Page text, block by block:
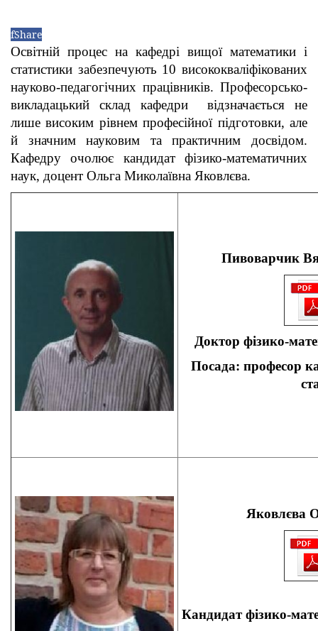
fShare
Освітній процес на кафедрі вищої математики і
статистики забезпечують 10 висококваліфікованих
науково-педагогічних працівників. Професорсько-
викладацький склад кафедри відзначається не
лише високим рівнем професійної підготовки, але
й значним науковим та практичним досвідом.
Кафедру очолює кандидат фізико-математичних
наук, доцент Ольга Миколаївна Яковлєва.
Пивоварчик
Доктор фізико-
Посада: професор
Яковлєва
Кандидатфізико-